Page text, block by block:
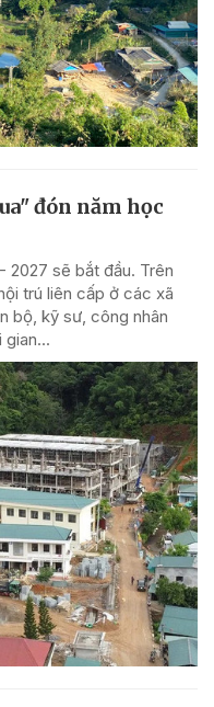
đón năm học
2027 sẽ bắt đầu. Trên
trú liên cấp ở các xã
bộ, kỹ sư, công nhân